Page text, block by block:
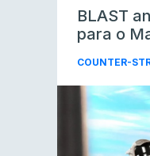
BLAST
para o
COUNTER-